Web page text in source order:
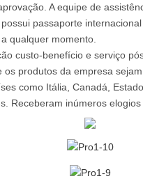
A equipe de
passaporte
qualquer momento.
custo-benefício e serviço
os produtos da empresa
como Itália, Canadá,
Receberam inúmeros